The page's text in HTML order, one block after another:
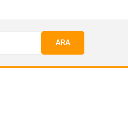
ARA